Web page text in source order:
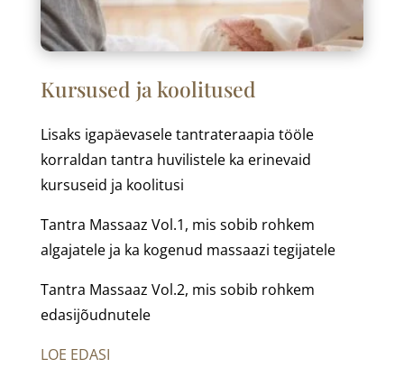
Kursused ja koolitused
Lisaks igapäevasele tantrateraapia tööle
korraldan tantra huvilistele ka erinevaid
kursuseid ja koolitusi
Tantra Massaaz Vol.1, mis sobib rohkem
algajatele ja ka kogenud massaazi tegijatele
Tantra Massaaz Vol.2, mis sobib rohkem
edasijõudnutele
LOE EDASI